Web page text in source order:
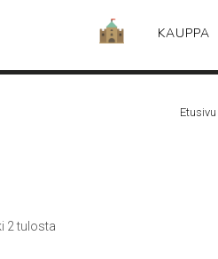
KAUPPA
Etusivu
2 tulosta